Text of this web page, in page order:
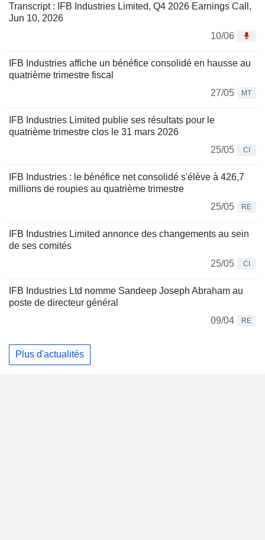
Transcript : IFB Industries Limited, Q4 2026 Earnings Call,
Jun 10, 2026
10/06
IFB Industries affiche un bénéfice consolidé en hausse au
quatrième trimestre fiscal
27/05
MT
IFB Industries Limited publie ses résultats pour le
quatrième trimestre clos le 31 mars 2026
25/05
CI
IFB Industries : le bénéfice net consolidé s'élève à 426,7
millions de roupies au quatrième trimestre
25/05
RE
IFB Industries Limited annonce des changements au sein
de ses comités
25/05
CI
IFB Industries Ltd nomme Sandeep Joseph Abraham au
poste de directeur général
09/04
RE
Plus d'actualités